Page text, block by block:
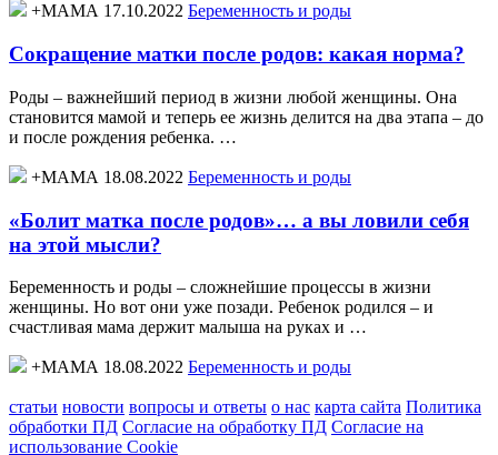
+МАМА 17.10.2022 Беременность и роды
Сокращение матки после родов: какая норма?
Роды – важнейший период в жизни любой женщины. Она
становится мамой и теперь ее жизнь делится на два этапа – до
и после рождения ребенка. …
+МАМА 18.08.2022 Беременность и роды
«Болит матка после родов»… а вы ловили себя
на этой мысли?
Беременность и роды – сложнейшие процессы в жизни
женщины. Но вот они уже позади. Ребенок родился – и
счастливая мама держит малыша на руках и …
+МАМА 18.08.2022 Беременность и роды
статьи новости вопросы и ответы о нас карта сайта Политика
обработки ПД Согласие на обработку ПД Согласие на
использование Cookie